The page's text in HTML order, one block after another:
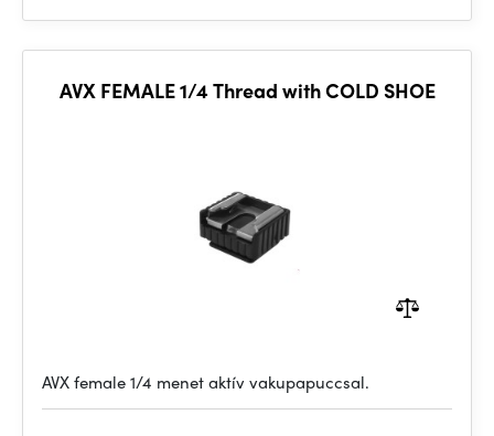
AVX FEMALE 1/4 Thread with COLD SHOE
AVX female 1/4 menet aktív vakupapuccsal.